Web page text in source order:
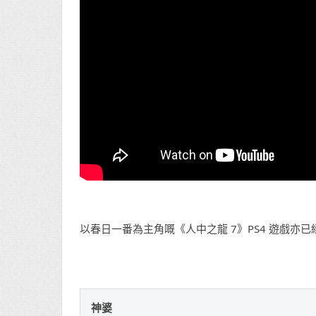
以春日一番為主角嘅《人中之龍 7》PS4 遊戲亦
神婆